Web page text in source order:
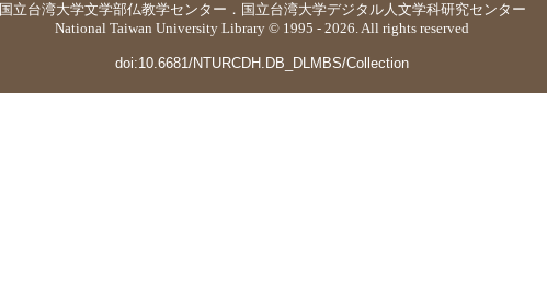
国立台湾大学文学部仏教学センター ． 国立台湾大学デジタル人文学科研究センター
National Taiwan University Library © 1995 - 2026. All rights reserved
doi:10.6681/NTURCDH.DB_DLMBS/Collection